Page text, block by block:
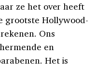
ze het over heeft
grootste Hollywood-
Ons
en
Het is